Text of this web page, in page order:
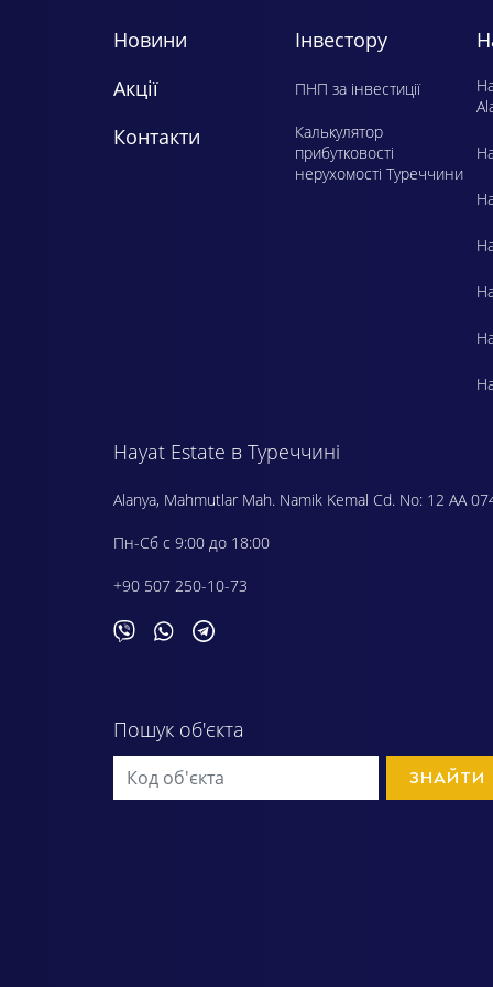
Новини
Акції
Контакти
Інвестору
ПНП за інвестиції
Калькулятор
прибутковості
нерухомості Туреччини
Hayat Estate в Туреччині
Alanya, Mahmutlar Mah. Namik Kemal Cd. No: 12 AA
Пн-Сб с 9:00 до 18:00
+90 507 250-10-73
Пошук об'єкта
ЗНАЙТИ